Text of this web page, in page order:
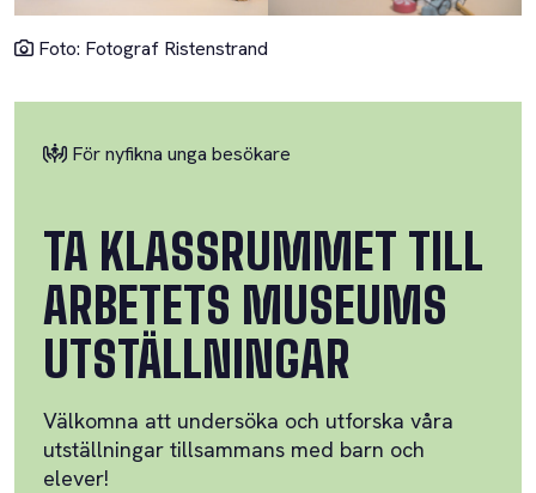
Foto: Fotograf Ristenstrand
För nyfikna unga besökare
TA KLASSRUMMET TILL
ARBETETS MUSEUMS
UTSTÄLLNINGAR
Välkomna att undersöka och utforska våra
utställningar tillsammans med barn och
elever!